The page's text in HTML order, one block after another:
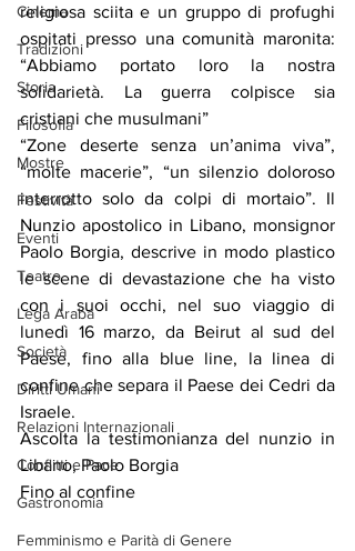
Cinema
Tradizioni
Storia
Filosofia
Mostre
Festività
Eventi
Teatro
Lega Araba
Società
Diritti Umani
Relazioni Internazionali
Conflitti e Pace
Gastronomia
Femminismo e Parità di Genere
religiosa sciita e un gruppo di profughi
ospitati presso una comunità maronita:
“Abbiamo portato loro la nostra
solidarietà. La guerra colpisce sia
cristiani che musulmani”
“Zone deserte senza un’anima viva”,
“molte macerie”, “un silenzio doloroso
interrotto solo da colpi di mortaio”. Il
Nunzio apostolico in Libano, monsignor
Paolo Borgia, descrive in modo plastico
le scene di devastazione che ha visto
con i suoi occhi, nel suo viaggio di
lunedì 16 marzo, da Beirut al sud del
Paese, fino alla blue line, la linea di
confine che separa il Paese dei Cedri da
Israele.
Ascolta la testimonianza del nunzio in
Libano, Paolo Borgia
Fino al confine